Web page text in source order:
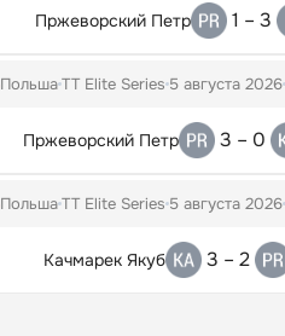
Пржеворский Петр 1 – 3
ПольшаTT Elite Series 5 августа 2026
Пржеворский Петр 3 – 0
ПольшаTT Elite Series 5 августа 2026
Качмарек Якуб 3 – 2